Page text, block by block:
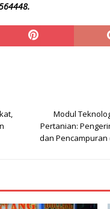
Modul
Pertanian:
dan Pencampuran